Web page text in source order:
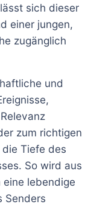
sich dieser
einer jungen,
zugänglich
und
zum richtigen
Tiefe des
So wird aus
lebendige
Senders